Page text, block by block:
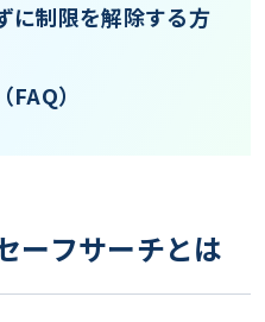
に制限を解除する方
）
フサーチとは